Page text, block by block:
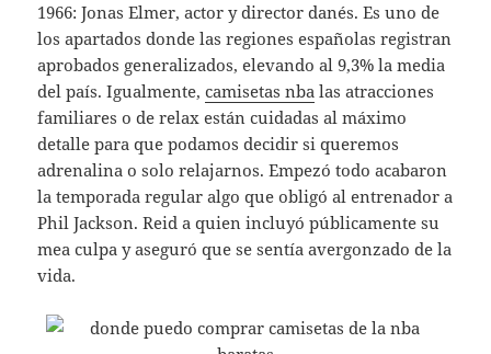
1966: Jonas Elmer, actor y director danés. Es uno de
los apartados donde las regiones españolas registran
aprobados generalizados, elevando al 9,3% la media
del país. Igualmente,camisetas nba las atracciones
familiares o de relax están cuidadas al máximo
detalle para que podamos decidir si queremos
adrenalina o solo relajarnos. Empezó todo acabaron
la temporada regular algo que obligó al entrenador a
Phil Jackson. Reid a quien incluyó públicamente su
mea culpa y aseguró que se sentía avergonzado de la
vida.